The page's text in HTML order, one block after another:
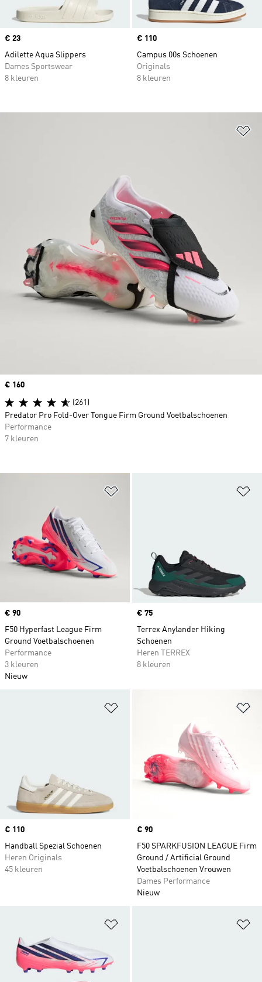
Price
€ 23
Adilette Aqua Slippers
Dames Sportswear
8 kleuren
Price
€ 110
Campus 00s Schoenen
Originals
8 kleuren
Price
€ 90
F50 Hyperfast League Firm
Ground Voetbalschoenen
Performance
3 kleuren
Nieuw
Price
€ 75
Terrex Anylander Hiking
Schoenen
Heren TERREX
8 kleuren
Price
€ 110
Handball Spezial Schoenen
Heren Originals
45 kleuren
Price
€ 90
F50 SPARKFUSION LEAGUE Firm
Ground / Artificial Ground
Voetbalschoenen Vrouwen
Dames Performance
Nieuw
Price
€ 160
(261)
Predator Pro Fold-Over Tongue Firm Ground Voetbalschoenen
Performance
7 kleuren